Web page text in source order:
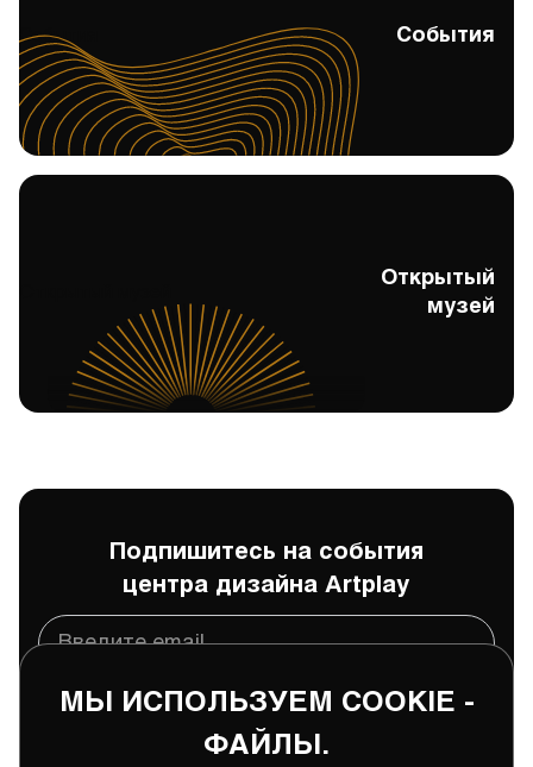
События События
Открытый
музей
Подпишитесь на события
центра дизайна Artplay
МЫ ИСПОЛЬЗУЕМ COOKIE -
ФАЙЛЫ.